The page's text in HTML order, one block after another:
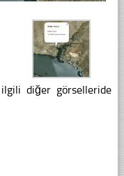
diğer görselleride